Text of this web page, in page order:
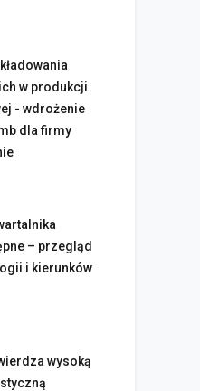
w produkcji
- wdrożenie
dla firmy
– przegląd
i kierunków
wysoką